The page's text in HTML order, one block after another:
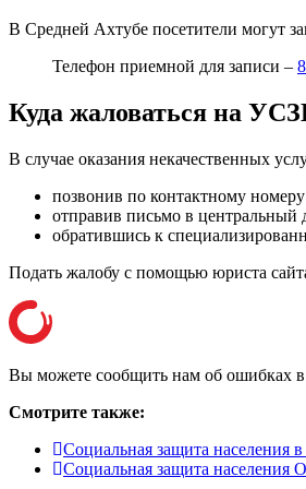
В Средней Ахтубе посетители могут
Телефон приемной для записи –
Куда жаловаться на
В случае оказания некачественных
позвонив по контактному
отправив письмо в центральный
обратившись к
Подать жалобу с помощью юриста
Вы можете сообщить нам об ошибках в
Смотрите также:
Социальная защита населения
Социальная защита населения